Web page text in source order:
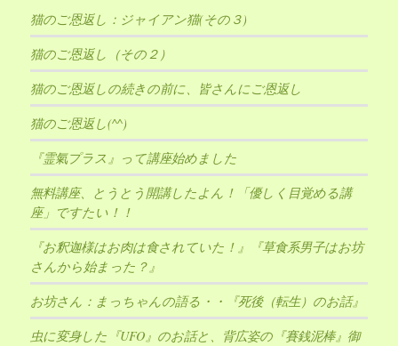
猫のご恩返し：ジャイアン猫(その３)
猫のご恩返し（その２）
猫のご恩返しの続きの前に、皆さんにご恩返し
猫のご恩返し(^^)
『霊氣プラス』って講座始めました
無料講座、とうとう開講したよん！「優しく目覚める講
座」ですたい！！
『お釈迦様はお肉は食されていた！』『草食系男子はお坊
さんから始まった？』
お坊さん：まっちゃんの語る・・『死後（転生）のお話』
虫に変身した『UFO』のお話と、背広姿の『賽銭泥棒』御